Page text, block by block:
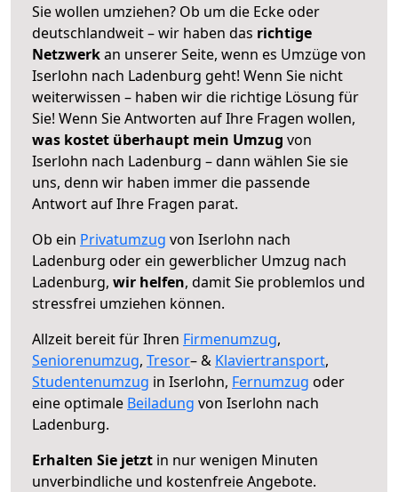
Sie wollen umziehen? Ob um die Ecke oder
deutschlandweit – wir haben das richtige
Netzwerkan unserer Seite, wenn es Umzüge von
Iserlohn nach Ladenburg geht! Wenn Sie nicht
weiterwissen – haben wir die richtige Lösung für
Sie! Wenn Sie Antworten auf Ihre Fragen wollen,
was kostet überhaupt mein Umzug von
Iserlohn nach Ladenburg – dann wählen Sie sie
uns, denn wir haben immer die passende
Antwort auf Ihre Fragen parat.
Ob ein Privatumzug von Iserlohn nach
Ladenburg oder ein gewerblicher Umzug nach
Ladenburg, wir helfen, damit Sie problemlos und
stressfrei umziehen können.
Allzeit bereit für Ihren Firmenumzug,
Seniorenumzug, Tresor– & Klaviertransport,
Studentenumzug in Iserlohn, Fernumzug oder
eine optimale Beiladung von Iserlohn nach
Ladenburg.
Erhalten Sie jetzt in nur wenigen Minuten
unverbindliche und kostenfreie Angebote.